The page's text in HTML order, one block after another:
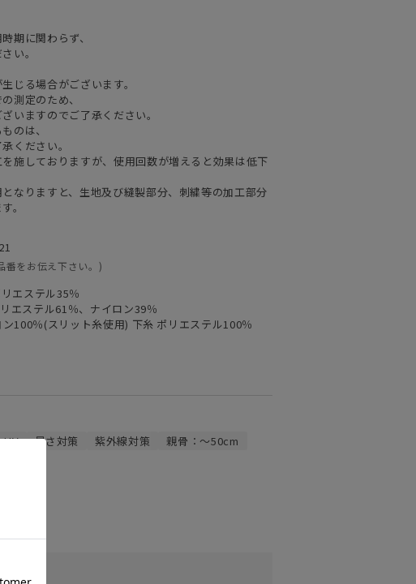
期に関わらず、
い。
じる場合がございます。
測定のため、
いますのでご了承ください。
のは、
ください。
施しておりますが、使用回数が増えると効果は低下
なりますと、生地及び縫製部分、刺繍等の加工部分
。
番をお伝え下さい。)
エステル35％
エステル61％、ナイロン39％
100％(スリット糸使用) 下糸 ポリエステル100％
UV 暑さ対策 紫外線対策 親骨：～50cm